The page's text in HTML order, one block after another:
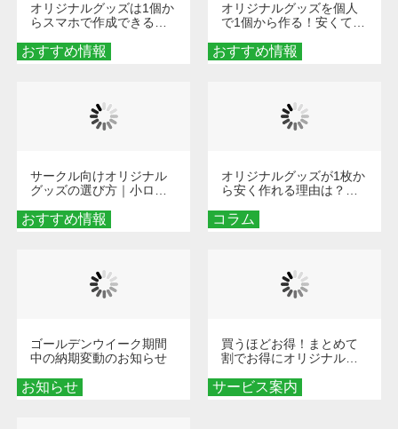
おすすめ情報
オリジナルグッズは1個か
らスマホで作成できる！
くなる巾着＆ポーチ活用
術
おすすめ情報
オリジナルグッズを個人
で1個から作る！安くて簡
秘訣
おすすめ情報
サークル向けオリジナル
グッズの選び方｜小ロッ
める秘訣
コラム
オリジナルグッズが1枚か
ら安く作れる理由は？オ
とメリットを解説
お知らせ
ゴールデンウイーク期間
中の納期変動のお知らせ
サービス案内
買うほどお得！まとめて
割でお得にオリジナルグ